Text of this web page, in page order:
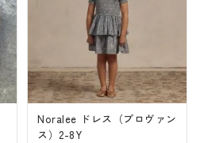
Noralee ドレス（プロヴァン
ス）2-8Y